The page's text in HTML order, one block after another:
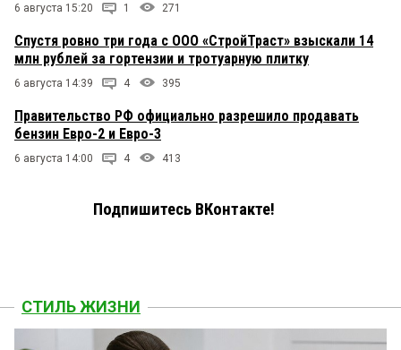
6 августа 15:20 1 271
Спустя ровно три года с ООО «СтройТраст» взыскали 14
млн рублей за гортензии и тротуарную плитку
6 августа 14:39 4 395
Правительство РФ официально разрешило продавать
бензин Евро-2 и Евро-3
6 августа 14:00 4 413
Подпишитесь ВКонтакте!
СТИЛЬ ЖИЗНИ